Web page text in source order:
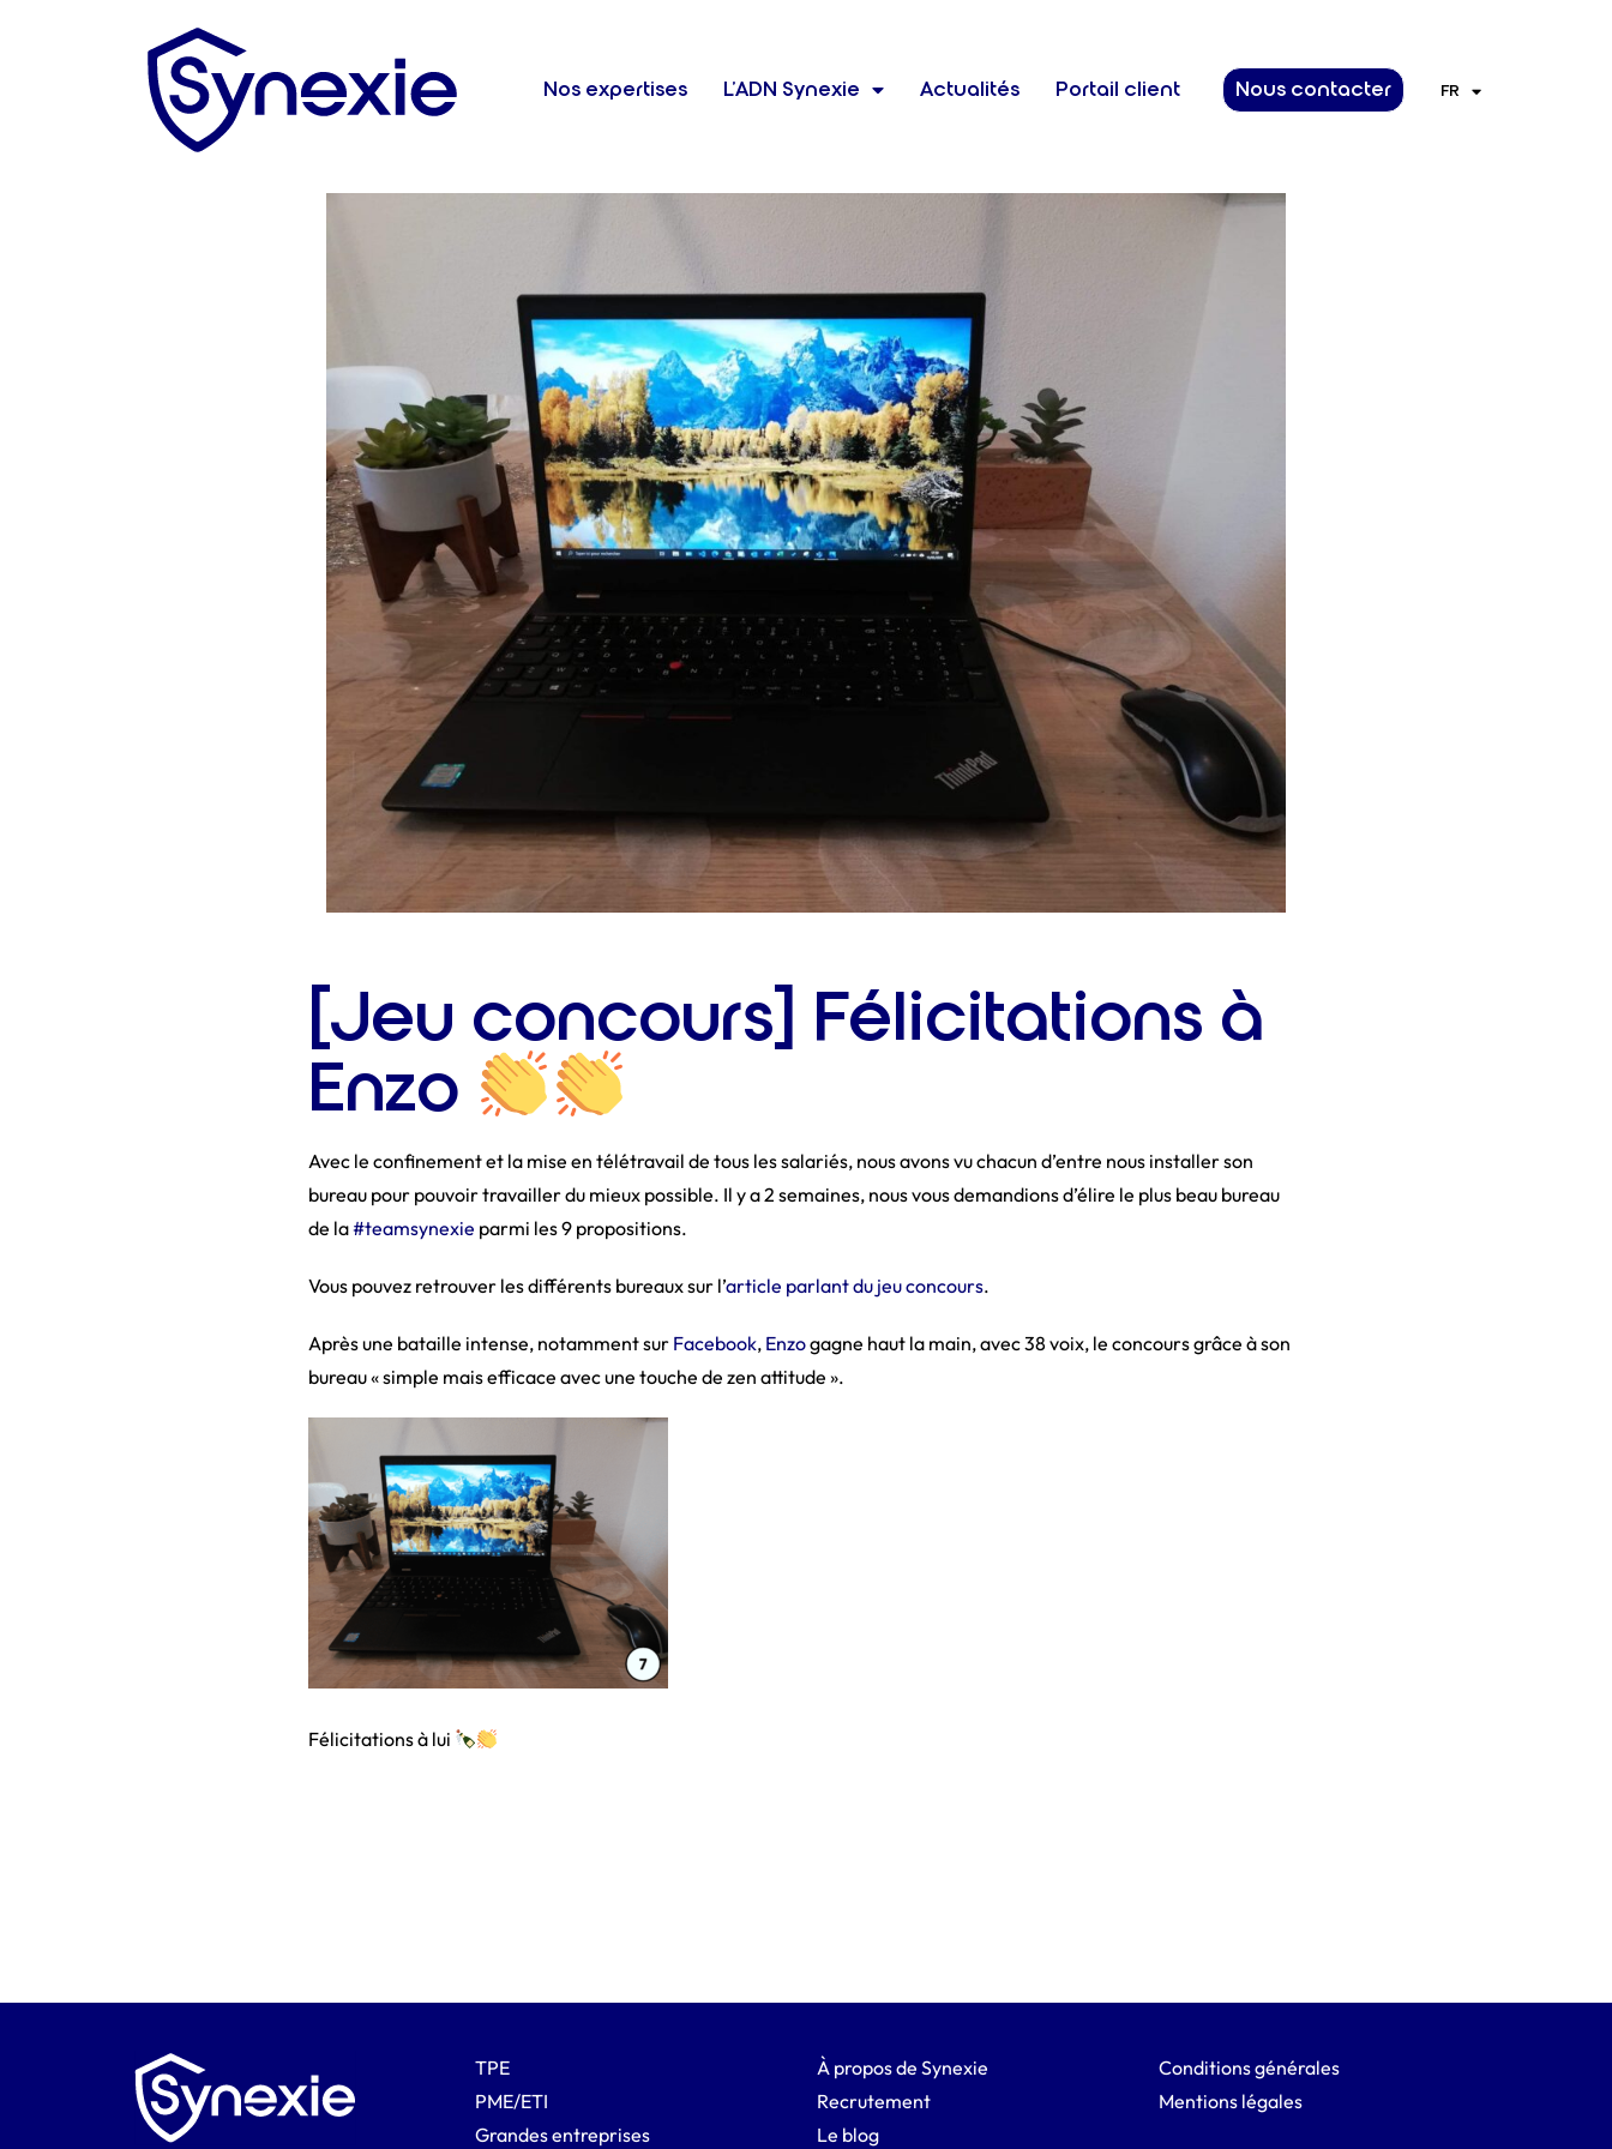
Nos expertises L’ADN Synexie Actualités Portail client Nous contacter FR
EN
[Jeu concours] Félicitations à
Enzo
Avec le confinement et la mise en télétravail de tous les salariés, nous avons vu chacun d’entre nous installer son
bureau pour pouvoir travailler du mieux possible. Il y a 2 semaines, nous vous demandions d’élire le plus beau bureau
de la#teamsynexie parmi les 9 propositions.
Vous pouvez retrouver les différents bureaux sur l’article parlant du jeu concours.
Après une bataille intense, notamment sur Facebook, Enzogagne haut la main, avec 38 voix, le concours grâce à son
bureau « simple mais efficace avec une touche de zen attitude ».
Félicitations à lui
TPE
PME/ETI
Grandes entreprises
À propos de Synexie
Recrutement
Le blog
Conditions générales
Mentions légales